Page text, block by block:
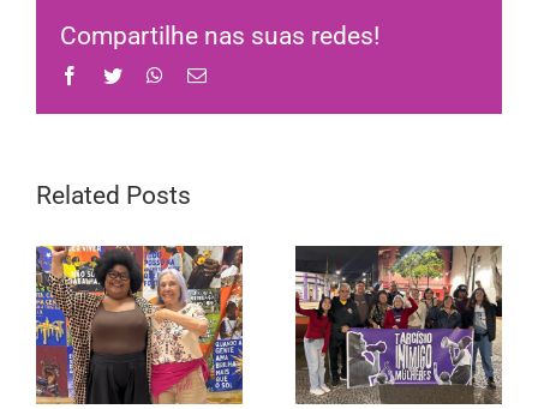
Compartilhe nas suas redes!
Facebook
Twitter WhatsApp
Email
Related Posts